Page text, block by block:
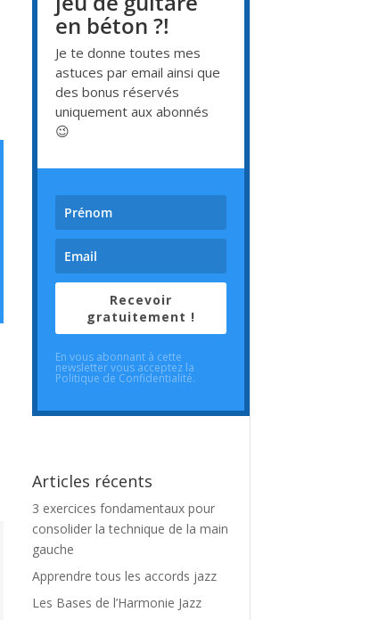
en béton ?!
Je te donne toutes mes
astuces par email ainsi que
des bonus réservés
uniquement aux abonnés
😉
Recevoir
gratuitement !
En vous abonnant à cette
newsletter vous acceptez la
Politique de Confidentialité.
Articles récents
3 exercices fondamentaux pour
consolider la technique de la main
gauche
Apprendre tous les accords jazz
Les Bases de l’Harmonie Jazz